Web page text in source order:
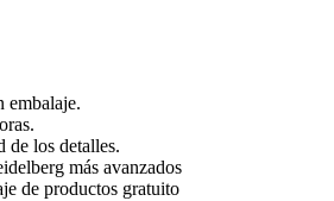
embalaje.
de los detalles.
más avanzados
de productos gratuito